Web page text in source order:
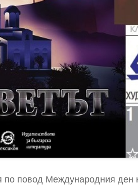
повод Международния ден